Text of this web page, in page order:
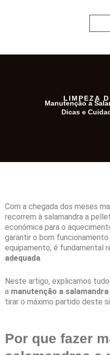
LIMPEZA
Manutenção a
Dicas e
Com a chegada dos meses
recorrem à salamandra a
económica para o
garantir o bom
equipamento, é fundamental
adequada.
Neste artigo, explicamos
a manutenção a
tirar o máximo partido deste
Por que fazer